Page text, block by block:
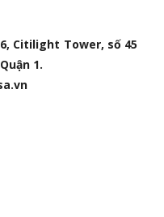
Citilight Tower, số 45
1.